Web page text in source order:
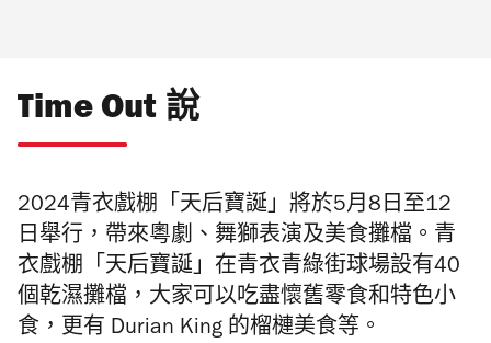
Time Out 說
2024青衣戲棚「天后寶誕」將於5月8日至12
日舉行，帶來粵劇、舞獅表演及美食攤檔。青
衣戲棚「天后寶誕」在青衣青綠街球場設有40
個乾濕攤檔，大家可以吃盡懷舊零食和特色小
食，更有 Durian King 的榴槤美食等。